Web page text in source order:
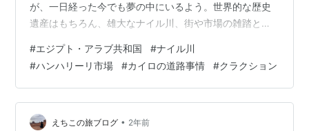
が、一日経った今でも夢の中にいるよう。世界的な歴史
遺産はもちろん、雄大なナイル川、街や市場の雑踏と活
る人達…、なにもかもが圧倒的な世界…それがエジプト！
1日目：エジプト考古学博物館 2日目：ルクソール神殿、
カルナック神殿 王家の谷、ツタンカーメンの墓、ハトシ
ェプスト女王の葬祭殿、メムノン巨像 3日目：ハン・ハ
リーリ市場、アズハル・モスク、カイロタワー 4日目：
#エジプト・アラブ共和国 #ナイル川
#ハンハリーリ市場 #カイロの道路事情 #クラクション
えちこの旅ブログ • 2年前